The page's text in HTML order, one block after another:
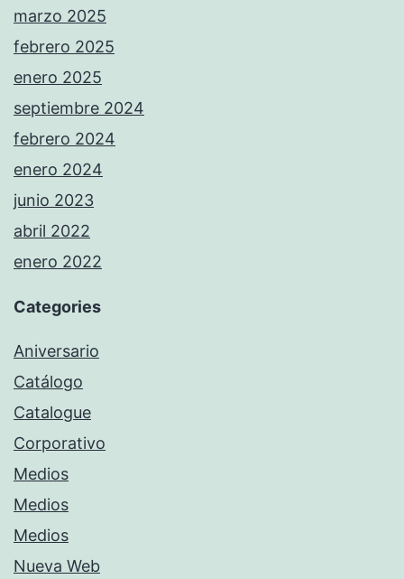
marzo 2025
febrero 2025
enero 2025
septiembre 2024
febrero 2024
enero 2024
junio 2023
abril 2022
enero 2022
Categories
Aniversario
Catálogo
Catalogue
Corporativo
Medios
Medios
Medios
Nueva Web